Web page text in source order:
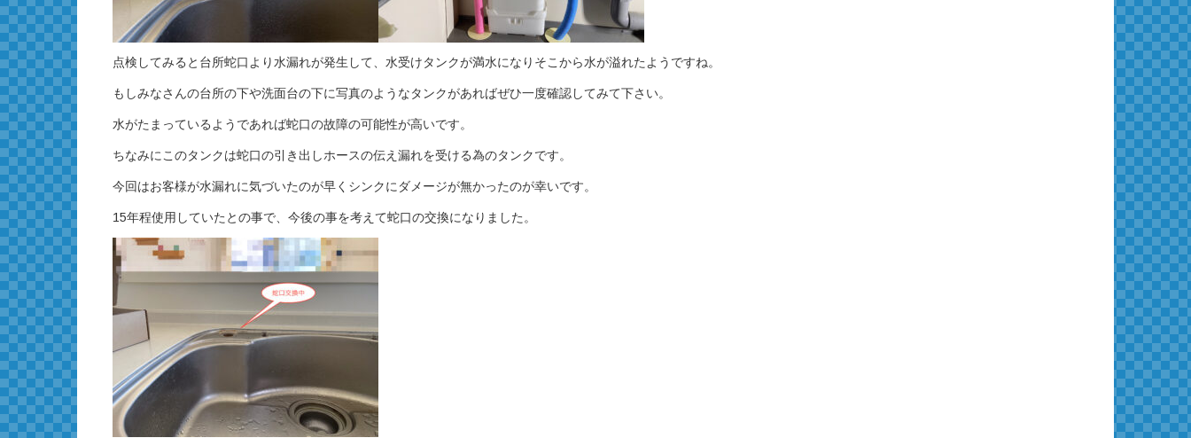
点検してみると台所蛇口より水漏れが発生して、水受けタンクが満水になりそこから水が溢れたようですね。
もしみなさんの台所の下や洗面台の下に写真のようなタンクがあればぜひ一度確認してみて下さい。
水がたまっているようであれば蛇口の故障の可能性が高いです。
ちなみにこのタンクは蛇口の引き出しホースの伝え漏れを受ける為のタンクです。
今回はお客様が水漏れに気づいたのが早くシンクにダメージが無かったのが幸いです。
15年程使用していたとの事で、今後の事を考えて蛇口の交換になりました。